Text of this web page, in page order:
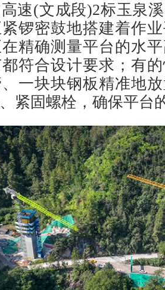
(文成段)2标玉泉溪
锣密鼓地搭建着作
精确测量平台的水
符合设计要求；有
一块块钢板精准地
紧固螺栓，确保平台